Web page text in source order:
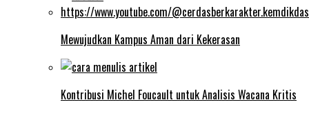
Mewujudkan Kampus Aman dari Kekerasan
Kontribusi Michel Foucault untuk Analisis Wacana Kritis